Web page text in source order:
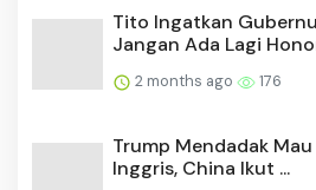
Tito Ingatkan
Jangan Ada Lagi
2 months ago 176
Trump Mendadak
Inggris, China Ikut ...